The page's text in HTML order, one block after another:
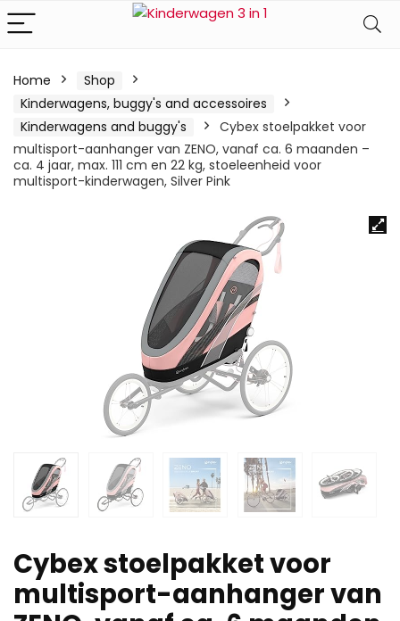
Home
Shop
Kinderwagens, buggy's and accessoires
Kinderwagens and buggy's
Cybex stoelpakket voor
multisport-aanhanger van ZENO, vanaf ca. 6 maanden –
ca. 4 jaar, max. 111 cm en 22 kg, stoeleenheid voor
multisport-kinderwagen, Silver Pink
Cybex stoelpakket voor
multisport-aanhanger van